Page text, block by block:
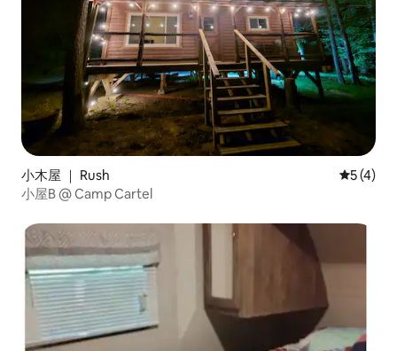
小木屋 ｜ Rush 平均评分
5 (4)
小屋B @ Camp Cartel